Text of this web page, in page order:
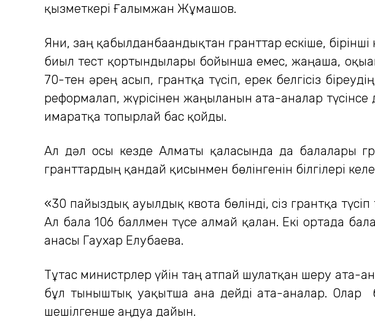
қызметкері Ғалымжан Жұмашов.
Яғни, заң қабылданбағандықтан гранттар ескіше,
биыл тест қортындылары бойынша емес, жаңаша,
70-тен әрең асып, грантқа түсіп, ерек белгісіз
реформалап, жүрісінен жаңылғанын ата-аналар
ғимаратқа топырлай бас қойды.
Ал дәл осы кезде Алматы қаласында да балалары
гранттардың қандай қисынмен бөлінгенін білгілері
«30 пайыздық ауылдық квота бөлінді, сіз грантқа
Ал бала 106 баллмен түсе алмай қалған. Екі ортада
анасы Гаухар Елубаева.
Тұтас министрлер үйін таң атпай шулатқан шеру ата-
бұл тыныштық уақытша ғана дейді ата-аналар. Олар
шешілгенше аңдуға дайын.